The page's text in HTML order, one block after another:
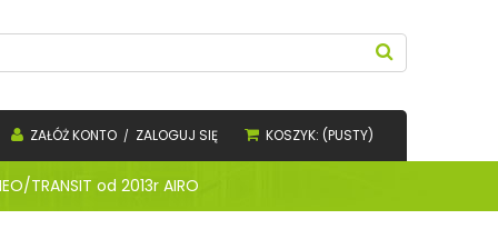
ZAŁÓŻ KONTO ZALOGUJ SIĘ KOSZYK: (PUSTY)
TRANSIT od 2013r AIRO